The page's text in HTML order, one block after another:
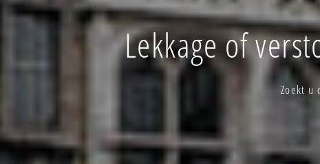
Lekkage of
Zoekt u